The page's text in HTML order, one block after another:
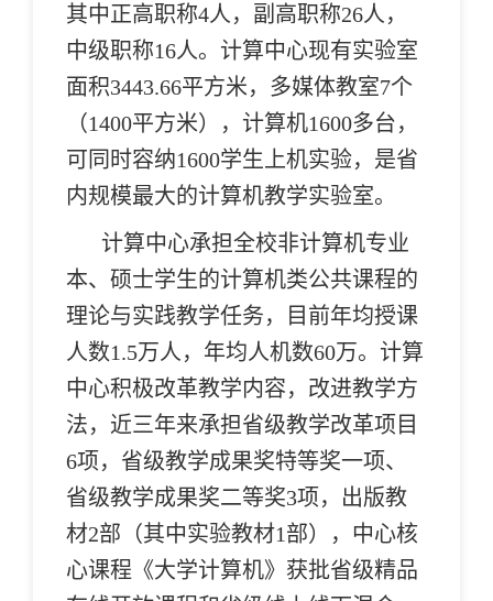
其中正高职称4人，副高职称26人，
中级职称16人。计算中心现有实验室
面积3443.66平方米，多媒体教室7个
（1400平方米），计算机1600多台，
可同时容纳1600学生上机实验，是省
内规模最大的计算机教学实验室。
计算中心承担全校非计算机专业
本、硕士学生的计算机类公共课程的
理论与实践教学任务，目前年均授课
人数1.5万人，年均人机数60万。计算
中心积极改革教学内容，改进教学方
法，近三年来承担省级教学改革项目
6项，省级教学成果奖特等奖一项、
省级教学成果奖二等奖3项，出版教
材2部（其中实验教材1部），中心核
心课程《大学计算机》获批省级精品